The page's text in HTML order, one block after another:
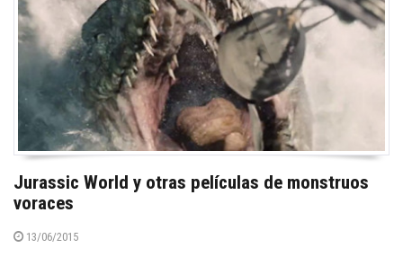
Jurassic World y otras películas de monstruos
voraces
13/06/2015